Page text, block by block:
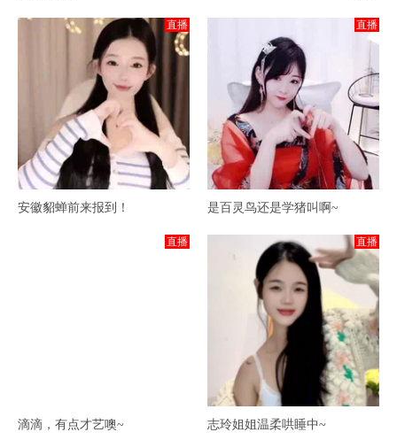
直播
安徽貂蝉前来报到！
直播
是百灵鸟还是学猪叫啊~
直播
滴滴，有点才艺噢~
直播
志玲姐姐温柔哄睡中~